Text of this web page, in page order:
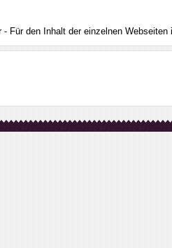
den Inhalt der einzelnen Webseiten